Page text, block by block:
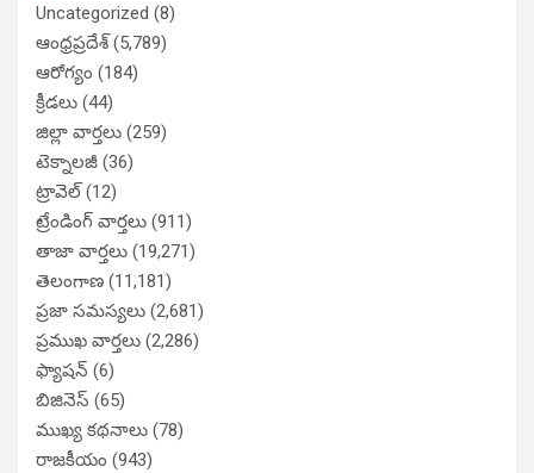
Uncategorized (8)
ఆంధ్రప్రదేశ్(5,789)
ఆరోగ్యం (184)
క్రీడలు (44)
జిల్లా వార్తలు (259)
టెక్నాలజీ (36)
ట్రావెల్(12)
ట్రేండింగ్ వార్తలు (911)
తాజా వార్తలు (19,271)
తెలంగాణ (11,181)
ప్రజా సమస్యలు (2,681)
ప్రముఖ వార్తలు (2,286)
ఫ్యాషన్ (6)
బిజినెస్ (65)
ముఖ్య కథనాలు (78)
రాజకీయం (943)